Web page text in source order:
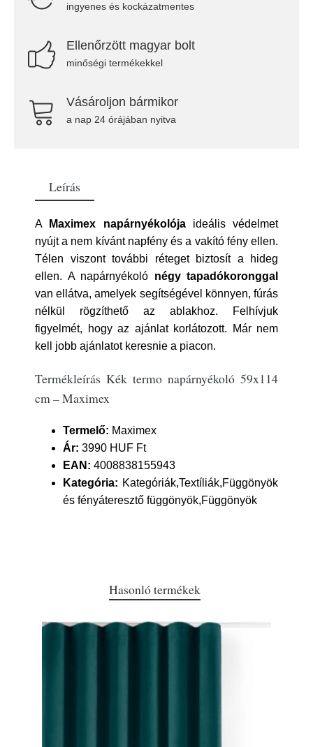
ingyenes és kockázatmentes
Ellenőrzött magyar bolt
minőségi termékekkel
Vásároljon bármikor
a nap 24 órájában nyitva
Leírás
A Maximex napárnyékolójaideális védelmet
nyújt a nem kívánt napfény és a vakító fény ellen.
Télen viszont további réteget biztosít a hideg
ellen. A napárnyékoló négy tapadókoronggal
van ellátva, amelyek segítségével könnyen, fúrás
nélkül rögzíthető az ablakhoz. Felhívjuk
figyelmét, hogy az ajánlat korlátozott. Már nem
kell jobb ajánlatot keresnie a piacon.
Termékleírás Kék termo napárnyékoló 59x114
cm – Maximex
Termelő: Maximex
Ár: 3990 HUF Ft
EAN: 4008838155943
Kategória: Kategóriák,Textíliák,Függönyök
és fényáteresztő függönyök,Függönyök
Hasonló termékek